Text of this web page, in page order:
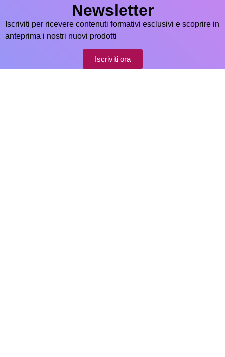
Newsletter
Iscriviti per ricevere contenuti formativi esclusivi e scoprire in
anteprima i nostri nuovi prodotti
Iscriviti ora